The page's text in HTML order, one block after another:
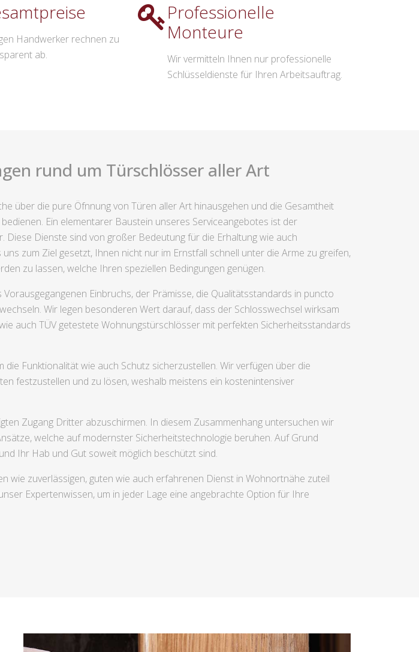
Handwerker rechnen zu
ab.
Professionelle
Monteure
Wir vermitteln Ihnen nur professionelle
Schlüsseldienste für Ihren Arbeitsauftrag.
rund um Türschlösser aller Art
über die pure Öfnnung von Türen aller Art hinausgehen und die Gesamtheit
Ein elementarer Baustein unseres Serviceangebotes ist der
Dienste sind von großer Bedeutung für die Erhaltung wie auch
zum Ziel gesetzt, Ihnen nicht nur im Ernstfall schnell unter die Arme zu greifen,
zu lassen, welche Ihren speziellen Bedingungen genügen.
Einbruchs, der Prämisse, die Qualitätsstandards in puncto
Wir legen besonderen Wert darauf, dass der Schlosswechsel wirksam
auch TÜV getestete Wohnungstürschlösser mit perfekten Sicherheitsstandards
Funktionalität wie auch Schutz sicherzustellen. Wir verfügen über die
festzustellen und zu lösen, weshalb meistens ein kostenintensiver
Zugang Dritter abzuschirmen. In diesem Zusammenhang untersuchen wir
welche auf modernster Sicherheitstechnologie beruhen. Auf Grund
Ihr Hab und Gut soweit möglich beschützt sind.
wie zuverlässigen, guten wie auch erfahrenen Dienst in Wohnortnähe zuteil
Expertenwissen, um in jeder Lage eine angebrachte Option für Ihre